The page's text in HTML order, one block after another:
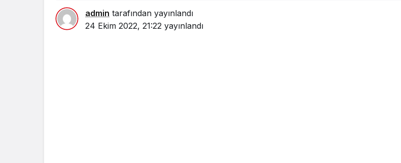
admin tarafından yayınlandı
24 Ekim 2022, 21:22 yayınlandı